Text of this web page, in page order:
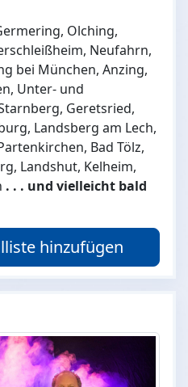
Olching,
Neufahrn,
bei München, Anzing,
Unter- und
Geretsried,
Landsberg am Lech,
Bad Tölz,
Landshut, Kelheim,
. . . und vielleicht bald
hinzufügen